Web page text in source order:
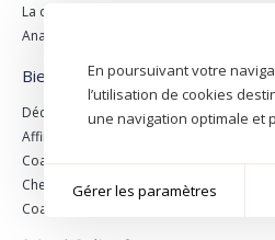
La qualité de vie au travail
Analyser des données RH
Bien-être & nutrition
Découverte de la Naturopathie
Affiner sa silhouette en 8 semaines
Coach nutrition minceur
Chef vegan & healthy food
Coach bien-être & nutrition
En poursuivant votre
l’utilisation de cookies
une navigation optimale et
Gérer les paramètres